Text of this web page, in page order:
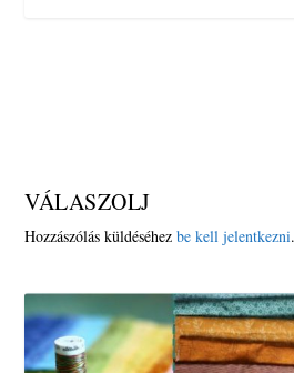
VÁLASZOLJ
Hozzászólás küldéséhezbe kell jelentkezni.